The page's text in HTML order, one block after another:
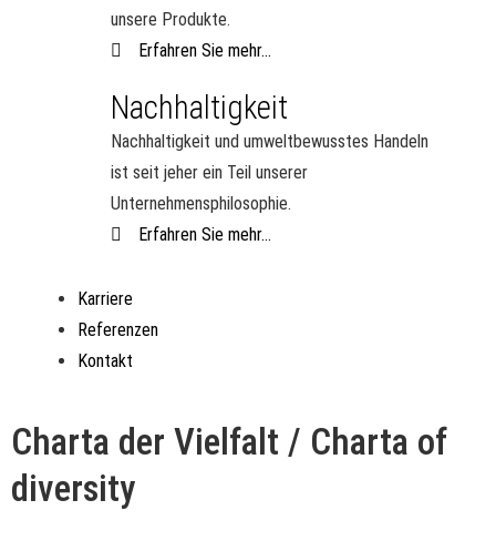
unsere Produkte.
Erfahren Sie mehr...
Nachhaltigkeit
Nachhaltigkeit und umweltbewusstes Handeln
ist seit jeher ein Teil unserer
Unternehmensphilosophie.
Erfahren Sie mehr...
Karriere
Referenzen
Kontakt
Charta der Vielfalt / Charta of
diversity​